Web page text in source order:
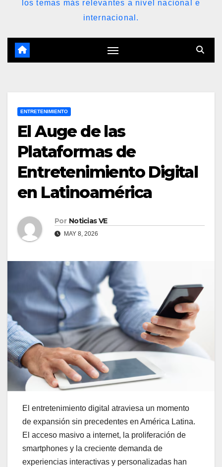
los temas más relevantes a nivel nacional e
internacional.
ENTRETENIMIENTO
El Auge de las
Plataformas de
Entretenimiento Digital
en Latinoamérica
Por Noticias VE
MAY 8, 2026
El entretenimiento digital atraviesa un momento
de expansión sin precedentes en América Latina.
El acceso masivo a internet, la proliferación de
smartphones y la creciente demanda de
experiencias interactivas y personalizadas han